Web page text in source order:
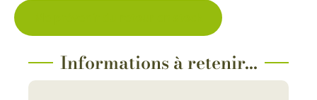
Informations à retenir...